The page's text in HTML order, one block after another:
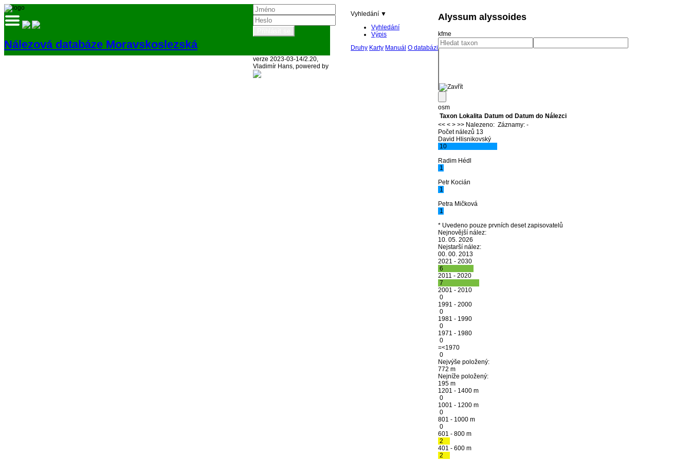
Nálezová databáze Moravskoslezská
Vyhledání ▼
Vyhledání
Výpis
Druhy Karty Manuál O databázi
Alyssum alyssoides
kfme
osm
Taxon Lokalita Datum od Datum do Nálezci
<< < > >> Nalezeno: Záznamy: -
Počet nálezů 13
David Hlisnikovský
10
Radim Hédl
1
Petr Kocián
1
Petra Mičková
1
* Uvedeno pouze prvních deset zapisovatelů
Nejnovější nález:
10. 05. 2026
Nejstarší nález:
00. 00. 2013
2021 - 2030
6
2011 - 2020
7
2001 - 2010
0
1991 - 2000
0
1981 - 1990
0
1971 - 1980
0
=<1970
0
Nejvýše položený:
772 m
Nejníže položený:
195 m
1201 - 1400 m
0
1001 - 1200 m
0
801 - 1000 m
0
601 - 800 m
2
401 - 600 m
2
verze 2023-03-14/2.20,
Vladimír Hans, powered by